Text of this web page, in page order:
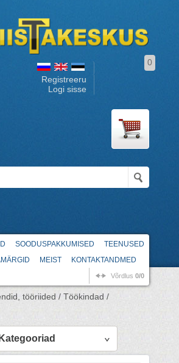
Registreeru
Logi sisse
0
SOODUSPAKKUMISED
TEENUSED
MEIST KONTAKTANDMED
Võrdlus 0/0
tööriided / Töökindad /
Kategooriad